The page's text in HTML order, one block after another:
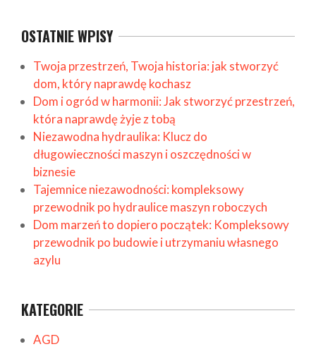
OSTATNIE WPISY
Twoja przestrzeń, Twoja historia: jak stworzyć
dom, który naprawdę kochasz
Dom i ogród w harmonii: Jak stworzyć przestrzeń,
która naprawdę żyje z tobą
Niezawodna hydraulika: Klucz do
długowieczności maszyn i oszczędności w
biznesie
Tajemnice niezawodności: kompleksowy
przewodnik po hydraulice maszyn roboczych
Dom marzeń to dopiero początek: Kompleksowy
przewodnik po budowie i utrzymaniu własnego
azylu
KATEGORIE
AGD